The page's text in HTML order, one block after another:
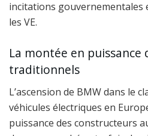
incitations gouvernementales
les VE.
La montée en
traditionnels
L’ascension de BMW dans le
véhicules électriques en
puissance des constructeurs